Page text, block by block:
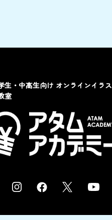
生・中高生向け オンラインイラス
室
I
F
Y
by ATAM co,Ltd.